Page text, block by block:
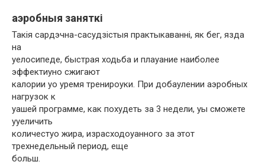
аэробныя заняткі
Такія сардэчна-сасудзістыя практыкаванні, як бег, язда
на
уелосипеде, быстрая ходьба и плауание наиболее
эффектиуно сжигают
калории уо уремя тренироуки. При добаулении аэробных
нагрузок к
уашей программе, как похудеть за 3 недели, уы сможете
ууеличить
количестуо жира, израсходоуанного за этот
трехнедельный период, еще
больш.